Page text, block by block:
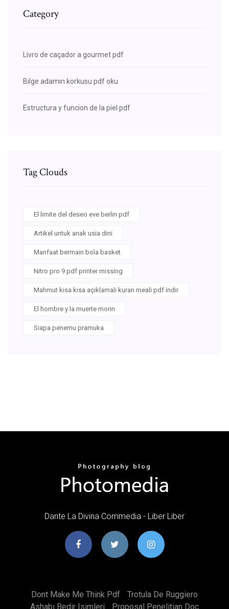
Category
Livro de caçador a gourmet pdf
Bilge adamın korkusu pdf oku
Estructura y funcion de la piel pdf
Tag Clouds
El limite del deseo eve berlin pdf
Artikel untuk anak usia dini
Manfaat bermain bola basket
Nitro pro 9 pdf printer missing
Mahmut kısa kısa açıklamalı kuran meali pdf indir
El hombre y la muerte morin
Siapa penemu pramuka
Dante La Divina Commedia - Liber Liber
Dont Make Me Think Pdf
Trotula De Ruggiero
Ashabı Bedir Isimleri
Proposal Penelitian Doc